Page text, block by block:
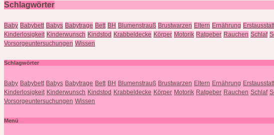
Schlagwörter
Baby Babybett Babys Babytrage Bett BH Blumenstrauß Brustwarzen Eltern Ernährung
Kinderlosigkeit Kinderwunsch Kindstod Krabbeldecke Körper Motorik Ratgeber Rauchen Schlaf
Vorsorgeuntersuchungen Wissen
Schlagwörter
Baby Babybett Babys Babytrage Bett BH Blumenstrauß Brustwarzen Eltern Ernährung
Kinderlosigkeit Kinderwunsch Kindstod Krabbeldecke Körper Motorik Ratgeber Rauchen Schlaf
Vorsorgeuntersuchungen Wissen
Menü